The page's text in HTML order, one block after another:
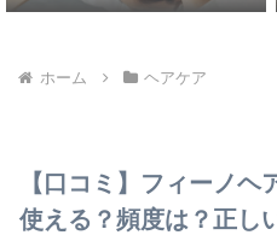
ホーム ヘアケア
【口コミ】フィーノ
使える？頻度は？正し